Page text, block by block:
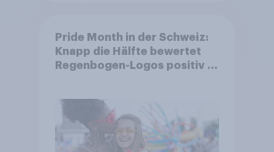
Pride Month in der Schweiz:
Knapp die Hälfte bewertet
Regenbogen-Logos positiv –